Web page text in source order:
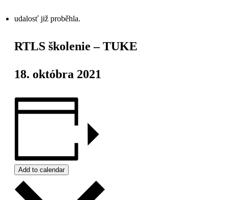
udalosť již proběhla.
RTLS školenie – TUKE
18. októbra 2021
Add to calendar